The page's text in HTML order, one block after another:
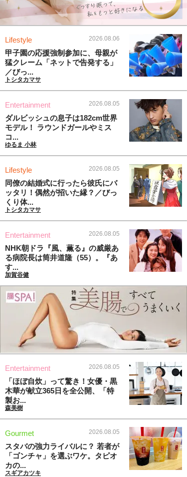
Lifestyle 2026.08.06
甲子園の応援強制参加に、母親が
猛クレーム「ネットで告発する」
／びっ...
トシタカマサ
Entertainment 2026.08.05
ダルビッシュの息子は182cm世界
モデル！ ラウンドガールやミス
コ...
ゆるま 小林
Lifestyle 2026.08.05
同僚の結婚式に行ったら彼氏にバ
ッタリ！偶然が招いた縁？／びっ
くり体...
トシタカマサ
Entertainment 2026.08.05
NHK朝ドラ『風、薫る』の威厳あ
る病院長は筒井道隆（55）。『あ
す...
加賀谷健
Entertainment 2026.08.05
「ほぼ自炊」って驚き！女優・黒
木華が献立365日を全公開、「特
製お...
森美樹
Gourmet 2026.08.05
スタバの強力ライバルに？ 若者が
「ゴンチャ」を選ぶワケ。タピオ
カの...
スギアカツキ